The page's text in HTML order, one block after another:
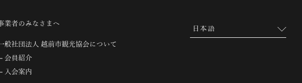
業者のみなさまへ
般社団法人 越前市観光協会について
会員紹介
入会案内